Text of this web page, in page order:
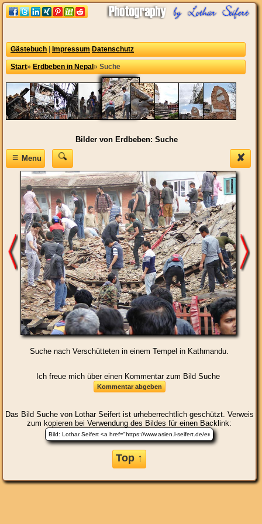
Gästebuch Impressum Datenschutz
Start» Erdbeben in Nepal » Suche
Bilder von Erdbeben: Suche
✘
≡Menu
Suche nach Verschütteten in einem Tempel in Kathmandu.
Ich freue mich über einen Kommentar zum Bild Suche
Das Bild Suchevon Lothar Seifert ist urheberrechtlich geschützt. Verweis
zum kopieren bei Verwendung des Bildes für einen Backlink:
Top ↑